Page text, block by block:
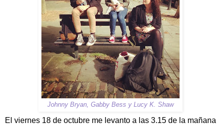
Johnny Bryan, Gabby Bess y Lucy K. Shaw
El viernes 18 de octubre me levanto a las 3.15 de la mañana